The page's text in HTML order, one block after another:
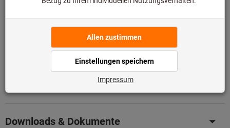
Produktdetails
Downloads & Dokumente